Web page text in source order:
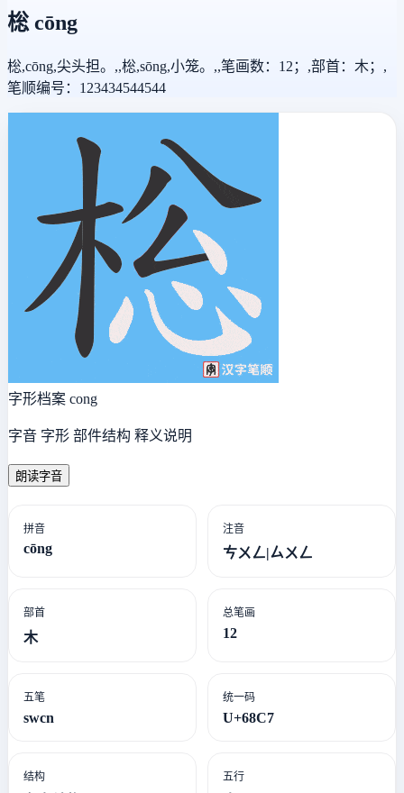
棇 cōng
棇,cōng,尖头担。,,棇,sōng,小笼。,,笔画数：12；,部首：木；,
笔顺编号：123434544544
字形档案 cong
字音 字形 部件结构 释义说明
朗读字音
拼音
cōng
注音
ㄘㄨㄥ|ㄙㄨㄥ
部首
木
总笔画
12
五笔
swcn
统一码
U+68C7
结构 五行